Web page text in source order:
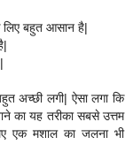
लिए बहुत आसान है|
अच्छी लगी| ऐसा लगा कि
का यह तरीका सबसे उत्तम
एक मशाल का जलना भी